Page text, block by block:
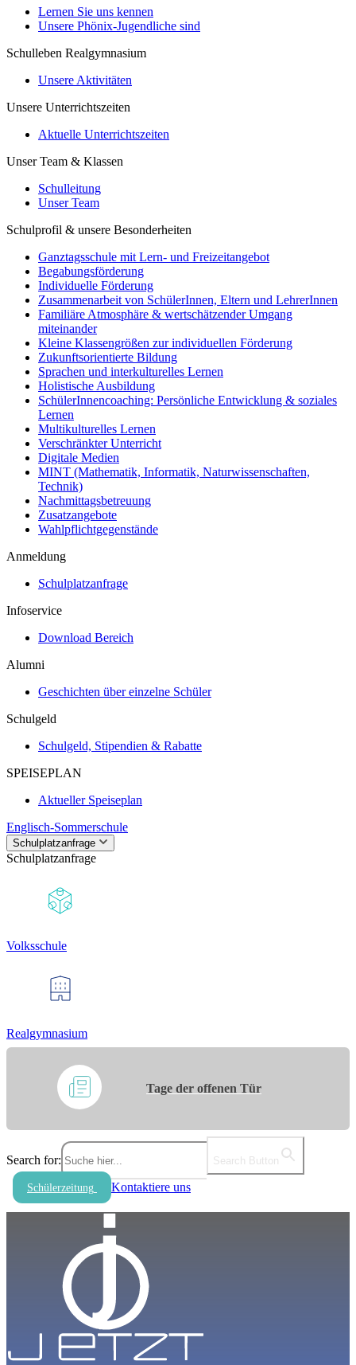
Lernen Sie uns kennen
Unsere Phönix-Jugendliche sind
Schulleben Realgymnasium
Unsere Aktivitäten
Unsere Unterrichtszeiten
Aktuelle Unterrichtszeiten
Unser Team & Klassen
Schulleitung
Unser Team
Schulprofil & unsere Besonderheiten
Ganztagsschule mit Lern- und Freizeitangebot
Begabungsförderung
Individuelle Förderung
Zusammenarbeit von SchülerInnen, Eltern und LehrerInnen
Familiäre Atmosphäre & wertschätzender Umgang
miteinander
Kleine Klassengrößen zur individuellen Förderung
Zukunftsorientierte Bildung
Sprachen und interkulturelles Lernen
Holistische Ausbildung
SchülerInnencoaching: Persönliche Entwicklung & soziales
Lernen
Multikulturelles Lernen
Verschränkter Unterricht
Digitale Medien
MINT (Mathematik, Informatik, Naturwissenschaften,
Technik)
Nachmittagsbetreuung
Zusatzangebote
Wahlpflichtgegenstände
Anmeldung
Schulplatzanfrage
Infoservice
Download Bereich
Alumni
Geschichten über einzelne Schüler
Schulgeld
Schulgeld, Stipendien & Rabatte
SPEISEPLAN
Aktueller Speiseplan
Englisch-Sommerschule
Schulplatzanfrage
Schulplatzanfrage
Volksschule
Realgymnasium
Tage der offenen Tür
Search for: Search Button
Schülerzeitung Kontaktiere uns